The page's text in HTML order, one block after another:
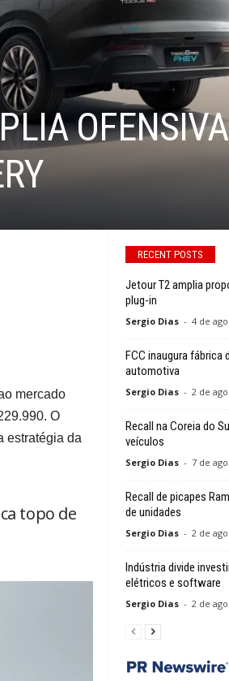
OFENSIVA
mercado
O
estratégia da
topo de
RECENT POSTS
Jetour T2 amplia
plug-in
Sergio Dias - 4 de
FCC inaugura fábrica
automotiva
Sergio Dias - 2 de
Recall na Coreia do
veículos
Sergio Dias - 7 de
Recall de picapes
de unidades
Sergio Dias - 2 de
Indústria divide
elétricos e software
Sergio Dias - 2 de